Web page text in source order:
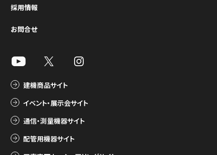
採用情報
お問合せ
建機商品サイト
イベント・展示会サイト
通信・測量機器サイト
配管用機器サイト